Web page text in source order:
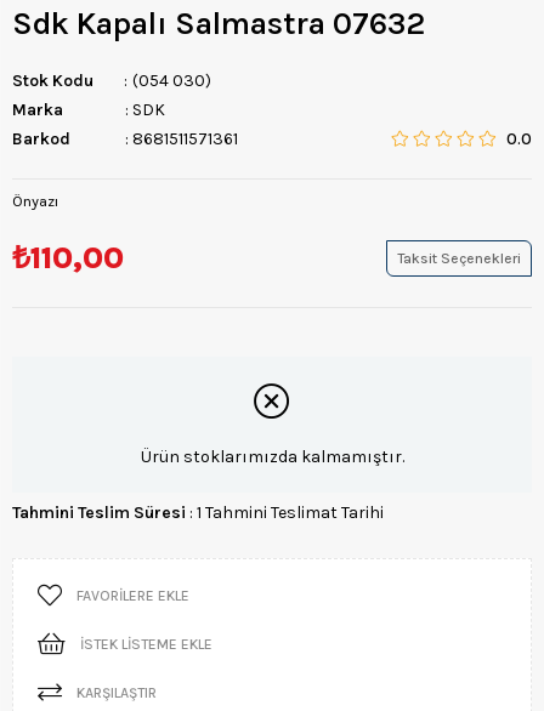
Sdk Kapalı Salmastra 07632
Stok Kodu
(054 030)
Marka
: SDK
Barkod
: 8681511571361 0.0
Önyazı
₺110,00 Taksit Seçenekleri
Ürün stoklarımızda kalmamıştır.
Tahmini Teslim Süresi : 1 Tahmini Teslimat Tarihi
FAVORILERE EKLE
İSTEK LISTEME EKLE
KARŞILAŞTIR